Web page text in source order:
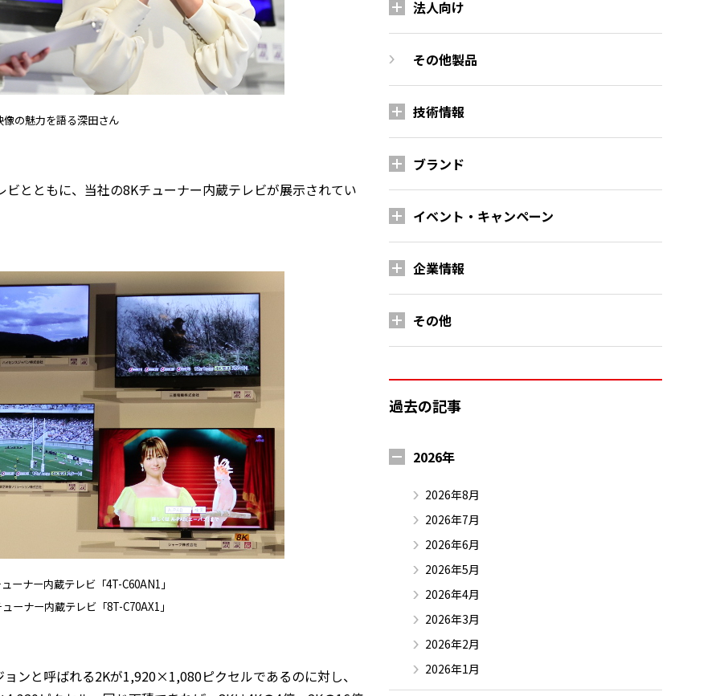
像の魅力を語る深田さん
とともに、当社の8Kチューナー内蔵テレビが展示されてい
ーナー内蔵テレビ「4T-C60AN1」
ーナー内蔵テレビ「8T-C70AX1」
ンと呼ばれる2Kが1,920×1,080ピクセルであるのに対し、
法人向け
その他製品
技術情報
ブランド
イベント・キャンペーン
企業情報
その他
過去の記事
2026年
2026年8月
2026年7月
2026年6月
2026年5月
2026年4月
2026年3月
2026年2月
2026年1月